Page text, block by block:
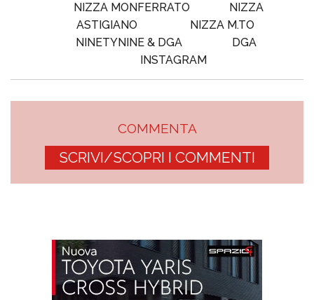
NIZZA MONFERRATO
NIZZA
ASTIGIANO
NIZZA M.TO
NINETYNINE & DGA
DGA
INSTAGRAM
COMMENTA
SCRIVI/SCOPRI I COMMENTI